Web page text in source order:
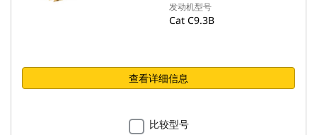
发动机型号
Cat C9.3B
查看详细信息
比较型号